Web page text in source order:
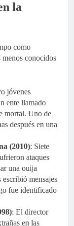
la
como
conocidos
jóvenes
ente llamado
mortal. Uno de
después en una
(2010): Siete
ataques
una ouija
mensajes
fue identificado
: El director
en las